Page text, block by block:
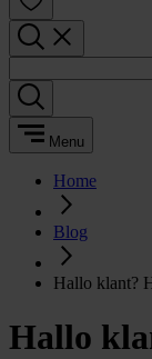
Menu
Home
Blog
Hallo klant?
Hallo